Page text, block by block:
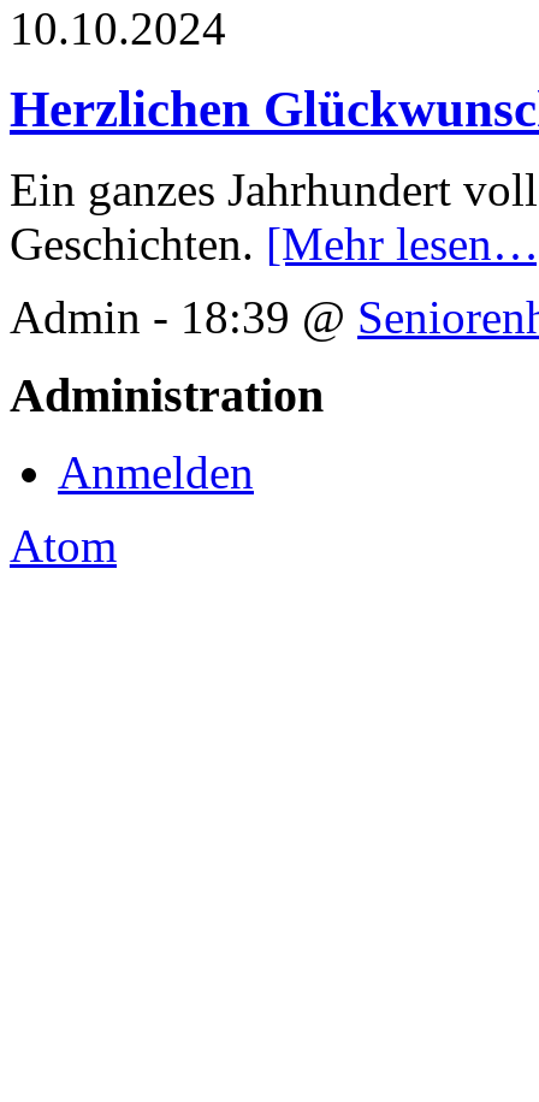
10.10.2024
Herzlichen
Ein ganzes Jahrhundert
Geschichten. [Mehr
Admin - 18:39 @
Administration
Anmelden
Atom